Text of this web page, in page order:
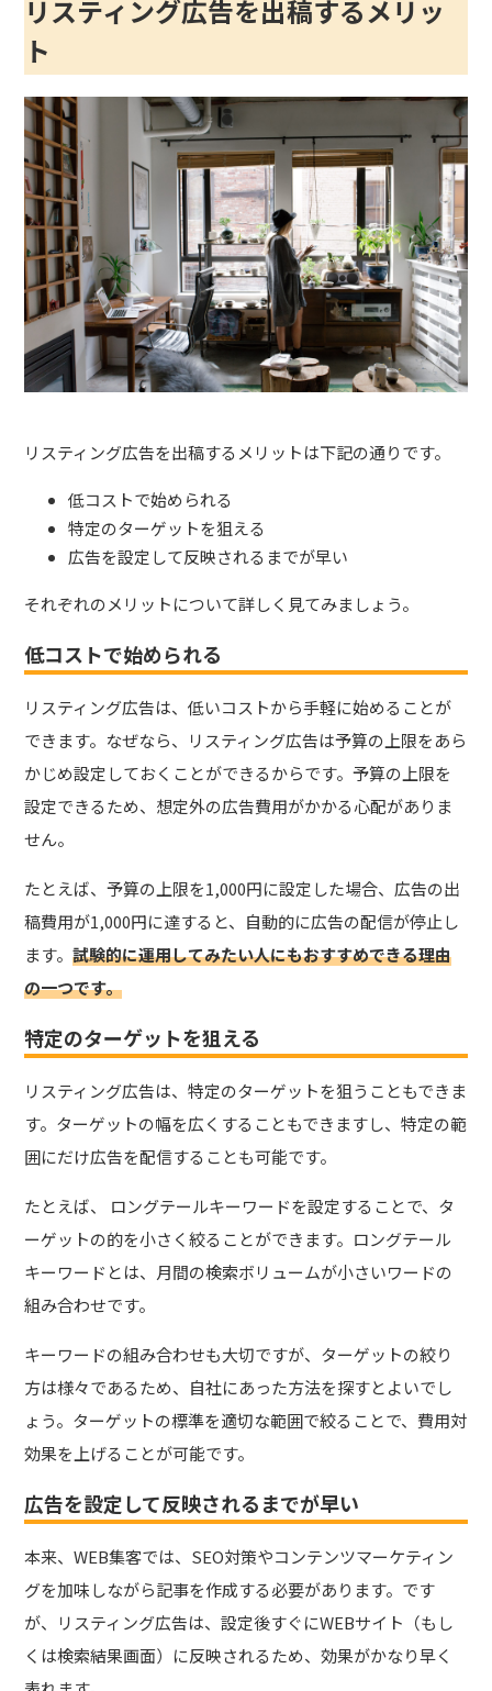
リスティング広告を出稿するメリッ
ト
リスティング広告を出稿するメリットは下記の通りです。
低コストで始められる
特定のターゲットを狙える
広告を設定して反映されるまでが早い
それぞれのメリットについて詳しく見てみましょう。
低コストで始められる
リスティング広告は、低いコストから手軽に始めることが
できます。 なぜなら、リスティング広告は予算の上限をあら
かじめ設定しておくことができるからです。予算の上限を
設定できるため、想定外の広告費用がかかる心配がありま
せん。
たとえば、予算の上限を1,000円に設定した場合、広告の出
稿費用が1,000円に達すると、自動的に広告の配信が停止し
ます。試験的に運用してみたい人にもおすすめできる理由
の一つです。
特定のターゲットを狙える
リスティング広告は、特定のターゲットを狙うこともできま
す。 ターゲットの幅を広くすることもできますし、特定の範
囲にだけ広告を配信することも可能です。
たとえば、 ロングテールキーワードを設定することで、タ
ーゲットの的を小さく絞ることができます。ロングテール
キーワードとは、月間の検索ボリュームが小さいワードの
組み合わせです。
キーワードの組み合わせも大切ですが、ターゲットの絞り
方は様々であるため、自社にあった方法を探すとよいでし
ょう。ターゲットの標準を適切な範囲で絞ることで、費用対
効果を上げることが可能です。
広告を設定して反映されるまでが早い
本来、WEB集客では、SEO対策やコンテンツマーケティン
グを加味しながら記事を作成する必要があります。です
が、リスティング広告は、設定後すぐにWEBサイト（もし
くは検索結果画面）に反映されるため、効果がかなり早く